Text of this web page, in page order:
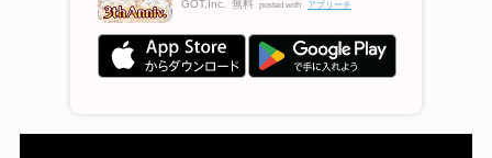
GOT,Inc. 無料 posted with アプリーチ